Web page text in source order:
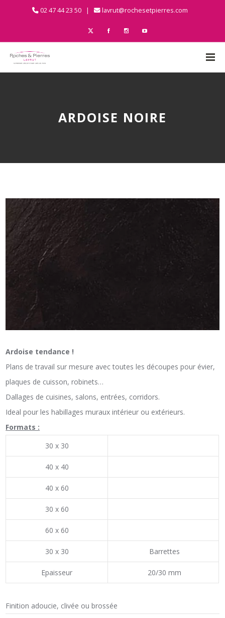
02 47 44 23 50 | lavrut@rochesetpierres.com
ARDOISE NOIRE
Ardoise tendance !
Plans de travail sur mesure avec toutes les découpes pour évier,
plaques de cuisson, robinets…
Dallages de cuisines, salons, entrées, corridors.
Ideal pour les habillages muraux intérieur ou extérieurs.
Formats :
30 x 30
40 x 40
40 x 60
30 x 60
60 x 60
30 x 30 Barrettes
Epaisseur 20/30 mm
Finition adoucie, clivée ou brossée